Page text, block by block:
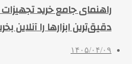
راهنمای جامع خرید
دقیق‌ترین ابزارها را آنلاین
۱۴۰۵/۰۴/۰۹